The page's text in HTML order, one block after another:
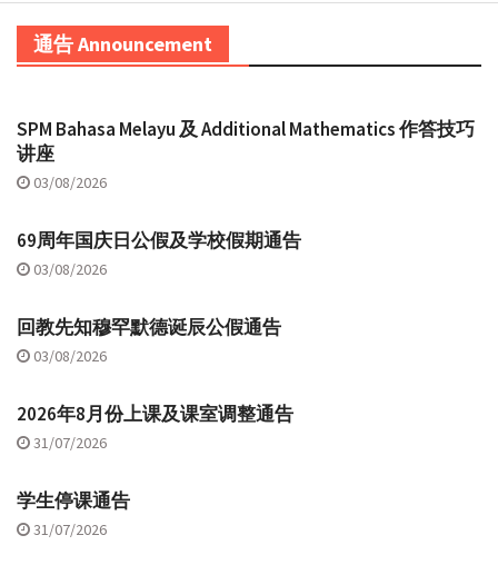
通告 Announcement
SPM Bahasa Melayu 及 Additional Mathematics 作答技巧
讲座
03/08/2026
69周年国庆日公假及学校假期通告
03/08/2026
回教先知穆罕默德诞辰公假通告
03/08/2026
2026年8月份上课及课室调整通告
31/07/2026
学生停课通告
31/07/2026